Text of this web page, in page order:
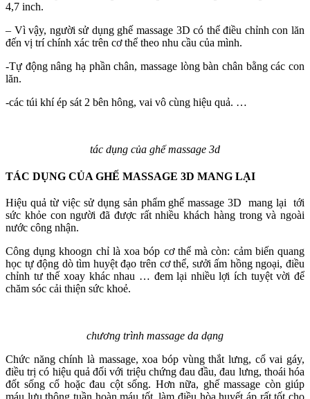
4,7 inch.
– Vì vậy, người sử dụng ghế massage 3D có thể điều chỉnh con lăn
đến vị trí chính xác trên cơ thể theo nhu cầu của mình.
-Tự động nâng hạ phần chân, massage lòng bàn chân bằng các con
lăn.
-các túi khí ép sát 2 bên hông, vai vô cùng hiệu quả. …
tác dụng của ghế massage 3d
TÁC DỤNG CỦA GHẾ MASSAGE 3D MANG LẠI
Hiệu quả từ việc sử dụng sản phẩm ghế massage 3D mang lại tới
sức khỏe con người đã được rất nhiều khách hàng trong và ngoài
nước công nhận.
Công dụng khoogn chỉ là xoa bóp cơ thể mà còn: cảm biến quang
học tự động dò tìm huyệt đạo trên cơ thể, sưởi ấm hồng ngoại, điều
chỉnh tư thế xoay khác nhau … đem lại nhiều lợi ích tuyệt vời để
chăm sóc cải thiện sức khoẻ.
chương trình massage da dạng
Chức năng chính là massage, xoa bóp vùng thắt lưng, cổ vai gáy,
điều trị có hiệu quả đối với triệu chứng đau đầu, đau lưng, thoái hóa
đốt sống cổ hoặc đau cột sống. Hơn nữa, ghế massage còn giúp
máu lưu thông tuần hoàn máu tốt, làm điều hòa huyết áp rất tốt cho